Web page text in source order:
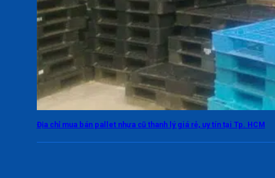
Địa chỉ mua bán pallet nhựa cũ thanh lý giá rẻ, uy tín tại Tp. HCM